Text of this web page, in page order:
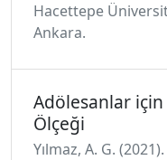
Hacettepe
Ankara.
Adölesanlar için
Ölçeği
Yılmaz, A. G.